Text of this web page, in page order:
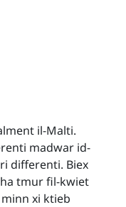
il-Malti.
madwar id-
differenti. Biex
tmur fil-kwiet
xi ktieb